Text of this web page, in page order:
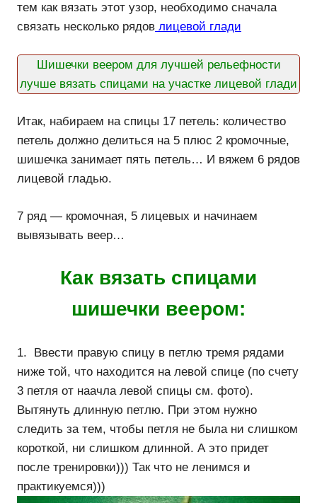
тем как вязать этот узор, необходимо сначала
связать несколько рядов лицевой глади
Шишечки веером для лучшей рельефности
лучше вязать спицами на участке лицевой глади
Итак, набираем на спицы 17 петель: количество
петель должно делиться на 5 плюс 2 кромочные,
шишечка занимает пять петель… И вяжем 6 рядов
лицевой гладью.
7 ряд — кромочная, 5 лицевых и начинаем
вывязывать веер…
Как вязать спицами
шишечки веером:
1. Ввести правую спицу в петлю тремя рядами
ниже той, что находится на левой спице (по счету
3 петля от наачла левой спицы см. фото).
Вытянуть длинную петлю. При этом нужно
следить за тем, чтобы петля не была ни слишком
короткой, ни слишком длинной. А это придет
после тренировки))) Так что не ленимся и
практикуемся)))